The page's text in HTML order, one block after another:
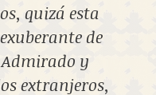
quizá esta
de
y
extranjeros,